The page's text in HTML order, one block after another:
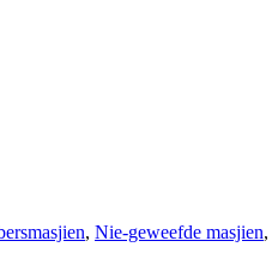
, Nie-geweefde masjien,